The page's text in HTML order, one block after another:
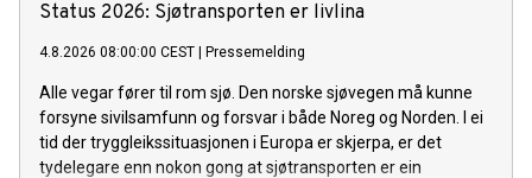
Status 2026: Sjøtransporten er livlina
4.8.2026 08:00:00 CEST Pressemelding
Alle vegar fører til rom sjø. Den norske sjøvegen må kunne
forsyne sivilsamfunn og forsvar i både Noreg og Norden. I ei
tid der tryggleikssituasjonen i Europa er skjerpa, er det
tydelegare enn nokon gong at sjøtransporten er ein